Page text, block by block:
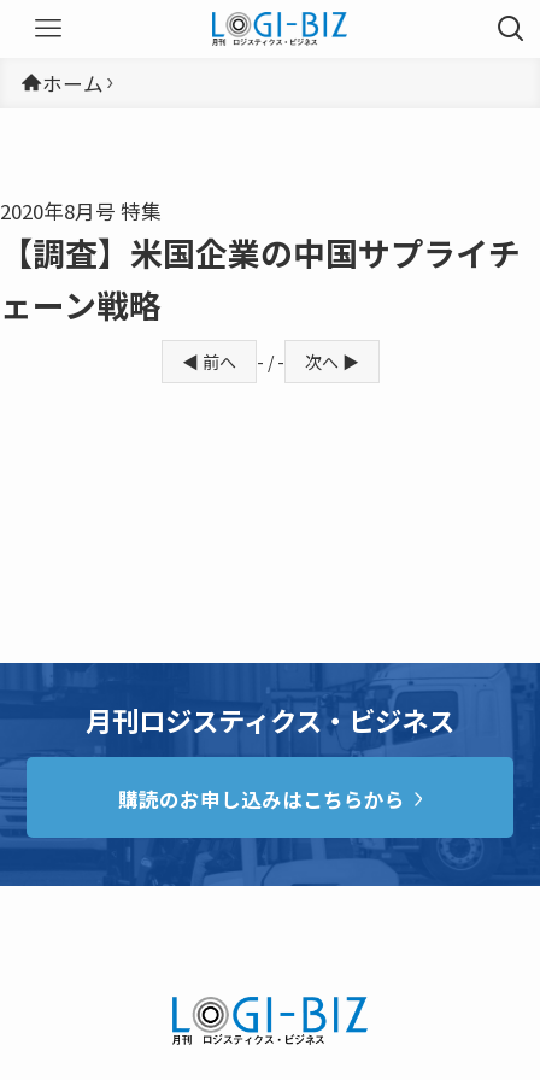
ホーム
2020年8月号 特集
【調査】米国企業の中国サプライチ
ェーン戦略
◀ 前へ - / - 次へ ▶
月刊ロジスティクス・ビジネス
購読のお申し込みはこちらから